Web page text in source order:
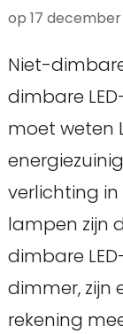
op 17
Niet-
dimbare
moet weten
verlichting in
lampen zijn
dimbare
dimmer, zijn
rekening